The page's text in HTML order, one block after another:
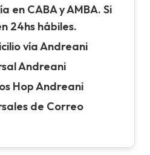
en CABA y AMBA. Si
24hs hábiles.
vía Andreani
Andreani
Hop Andreani
de Correo